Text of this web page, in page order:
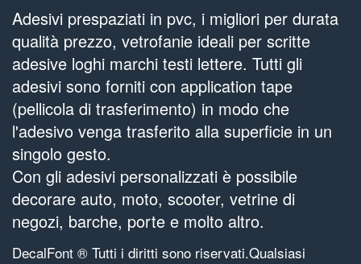
Adesivi prespaziati in pvc, i migliori per durata
qualità prezzo, vetrofanie ideali per scritte
adesive loghi marchi testi lettere. Tutti gli
adesivi sono forniti con application tape
(pellicola di trasferimento) in modo che
l'adesivo venga trasferito alla superficie in un
singolo gesto.
Con gli adesivi personalizzati è possibile
decorare auto, moto, scooter, vetrine di
negozi, barche, porte e molto altro.
DecalFont ® Tutti i diritti sono riservati.Qualsiasi